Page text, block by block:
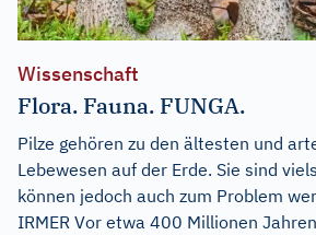
Wissenschaft
Flora. Fauna. FUNGA.
Pilze gehören zu den ältesten und
Lebewesen auf der Erde. Sie sind
können jedoch auch zum Problem
IRMER Vor etwa 400 Millionen